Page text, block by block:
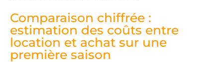
Comparaison chiffrée :
estimation des coûts entre
location et achat sur une
première saison